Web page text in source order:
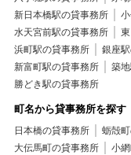
新日本橋駅の貸事務所
水天宮前駅の貸事務所
浜町駅の貸事務所
銀座
新富町駅の貸事務所
築
勝どき駅の貸事務所
町名から貸事務所を探す
日本橋の貸事務所 蛎殻
大伝馬町の貸事務所
小